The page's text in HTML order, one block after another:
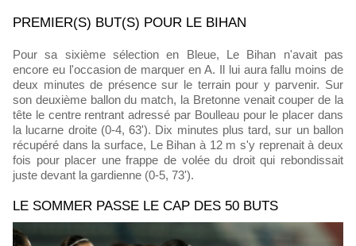
PREMIER(S) BUT(S) POUR LE BIHAN
Pour sa sixième sélection en Bleue, Le Bihan n'avait pas
encore eu l'occasion de marquer en A. Il lui aura fallu moins de
deux minutes de présence sur le terrain pour y parvenir. Sur
son deuxième ballon du match, la Bretonne venait couper de la
tête le centre rentrant adressé par Boulleau pour le placer dans
la lucarne droite (0-4, 63'). Dix minutes plus tard, sur un ballon
récupéré dans la surface, Le Bihan à 12 m s'y reprenait à deux
fois pour placer une frappe de volée du droit qui rebondissait
juste devant la gardienne (0-5, 73').
LE SOMMER PASSE LE CAP DES 50 BUTS